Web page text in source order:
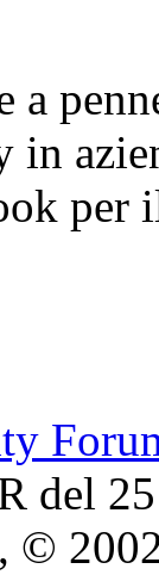
a
in
per
del
, ©